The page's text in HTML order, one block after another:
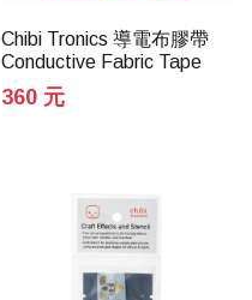
Chibi Tronics 導電布膠帶
Conductive Fabric Tape
360 元